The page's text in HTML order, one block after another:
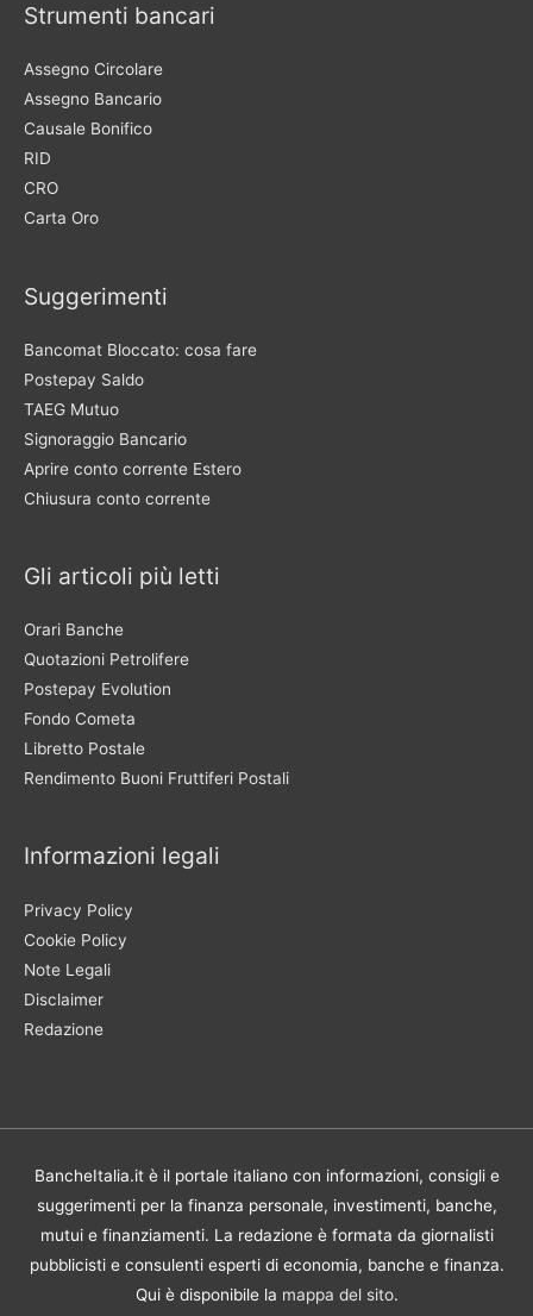
Strumenti bancari
Assegno Circolare
Assegno Bancario
Causale Bonifico
RID
CRO
Carta Oro
Suggerimenti
Bancomat Bloccato: cosa fare
Postepay Saldo
TAEG Mutuo
Signoraggio Bancario
Aprire conto corrente Estero
Chiusura conto corrente
Gli articoli più letti
Orari Banche
Quotazioni Petrolifere
Postepay Evolution
Fondo Cometa
Libretto Postale
Rendimento Buoni Fruttiferi Postali
Informazioni legali
Privacy Policy
Cookie Policy
Note Legali
Disclaimer
Redazione
BancheItalia.it è il portale italiano con informazioni, consigli e
suggerimenti per la finanza personale, investimenti, banche,
mutui e finanziamenti. La redazione è formata da giornalisti
pubblicisti e consulenti esperti di economia, banche e finanza.
Qui è disponibile la mappa del sito.